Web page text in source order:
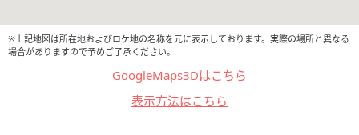
※上記地図は所在地およびロケ地の名称を元に表示しております。実際の場所と異なる
場合がありますので予めご了承ください。
GoogleMaps3Dはこちら
表示方法はこちら